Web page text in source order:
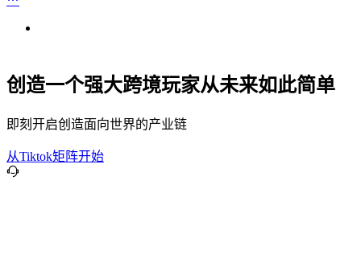
创造一个强大跨境玩家从未来如此简单
即刻开启创造面向世界的产业链
从Tiktok矩阵开始